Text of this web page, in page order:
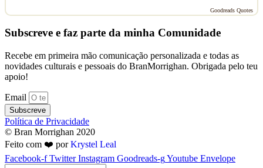
Goodreads Quotes
Subscreve e faz parte da minha Comunidade
Recebe em primeira mão comunicação personalizada e todas as
novidades culturais e pessoais do BranMorrighan. Obrigada pelo teu
apoio!
Email
Subscreve
Política de Privacidade
© Bran Morrighan 2020
Feito com ❤️ porKrystel Leal
Facebook-f Twitter Instagram Goodreads-gYoutube Envelope